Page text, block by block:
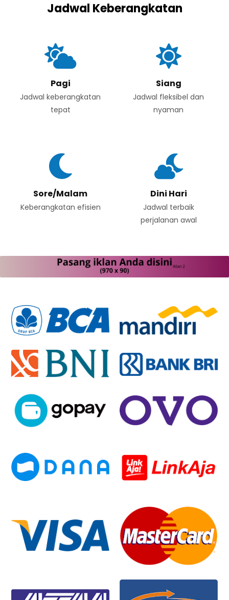
Jadwal Keberangkatan
Pagi
Jadwal keberangkatan
tepat
Siang
Jadwal fleksibel dan
nyaman
Sore/Malam
Keberangkatan efisien
Dini Hari
Jadwal terbaik
perjalanan awal